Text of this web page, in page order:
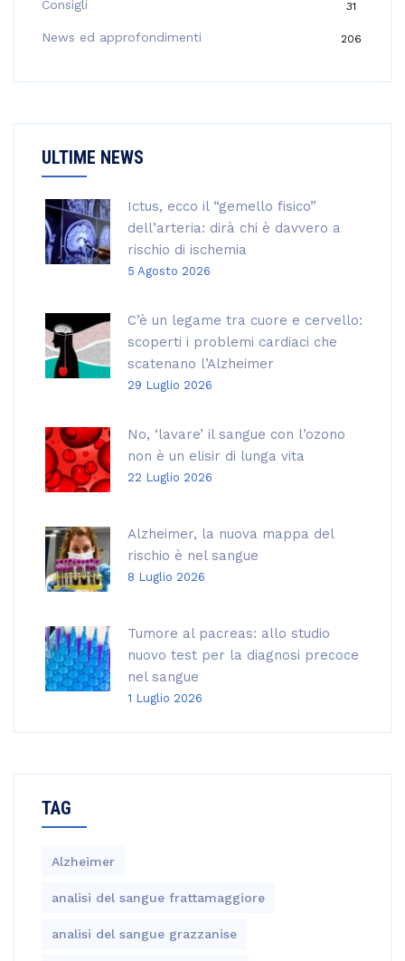
Consigli 31
News ed approfondimenti 206
ULTIME NEWS
Ictus, ecco il “gemello fisico”
dell’arteria: dirà chi è davvero a
rischio di ischemia
5 Agosto 2026
C’è un legame tra cuore e cervello:
scoperti i problemi cardiaci che
scatenano l’Alzheimer
29 Luglio 2026
No, ‘lavare’ il sangue con l’ozono
non è un elisir di lunga vita
22 Luglio 2026
Alzheimer, la nuova mappa del
rischio è nel sangue
8 Luglio 2026
Tumore al pacreas: allo studio
nuovo test per la diagnosi precoce
nel sangue
1 Luglio 2026
TAG
Alzheimer
analisi del sangue frattamaggiore
analisi del sangue grazzanise